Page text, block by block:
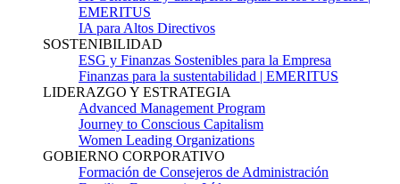
EMERITUS
IA para Altos Directivos
SOSTENIBILIDAD
ESG y Finanzas Sostenibles para la Empresa
Finanzas para la sustentabilidad | EMERITUS
LIDERAZGO Y ESTRATEGIA
Advanced Management Program
Journey to Conscious Capitalism
Women Leading Organizations
GOBIERNO CORPORATIVO
Formación de Consejeros de Administración